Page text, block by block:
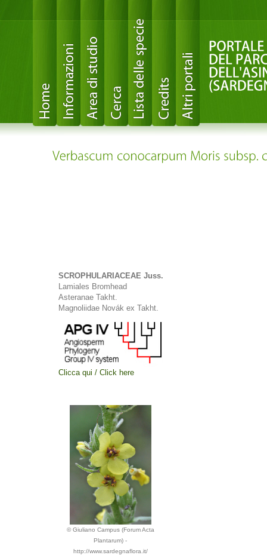
SCROPHULARIACEAE Juss.
Lamiales Bromhead
Asteranae Takht.
Magnoliidae Novák ex Takht.
Clicca qui / Click here
© Giuliano Campus (Forum Acta
Plantarum) -
http://www.sardegnaflora.it/